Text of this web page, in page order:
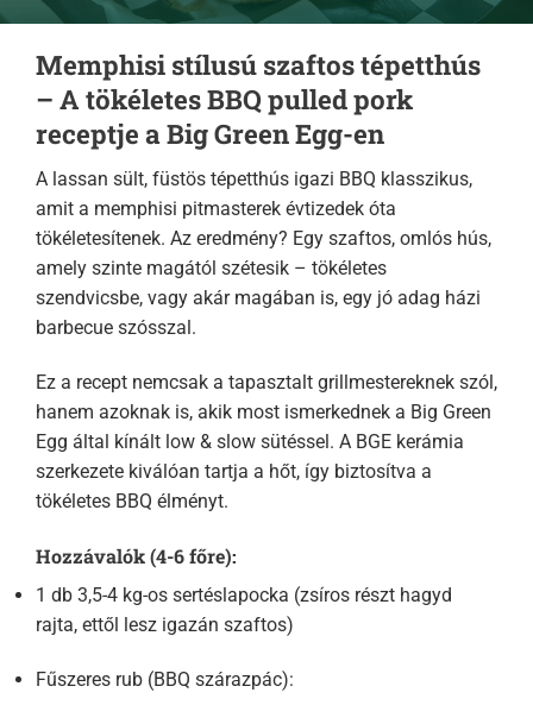
Memphisi stílusú szaftos tépetthús
– A tökéletes BBQ pulled pork
receptje a Big Green Egg-en
A lassan sült, füstös tépetthús igazi BBQ klasszikus,
amit a memphisi pitmasterek évtizedek óta
tökéletesítenek. Az eredmény? Egy szaftos, omlós hús,
amely szinte magától szétesik – tökéletes
szendvicsbe, vagy akár magában is, egy jó adag házi
barbecue szósszal.
Ez a recept nemcsak a tapasztalt grillmestereknek szól,
hanem azoknak is, akik most ismerkednek a Big Green
Egg által kínált low & slow sütéssel. A BGE kerámia
szerkezete kiválóan tartja a hőt, így biztosítva a
tökéletes BBQ élményt.
Hozzávalók (4-6 főre):
1 db 3,5-4 kg-os sertéslapocka (zsíros részt hagyd
rajta, ettől lesz igazán szaftos)
Fűszeres rub (BBQ szárazpác):